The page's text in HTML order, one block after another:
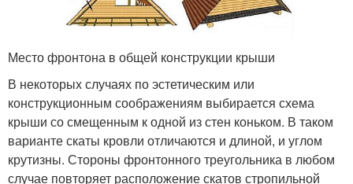
Место фронтона в общей конструкции крыши
В некоторых случаях по эстетическим или
конструкционным соображениям выбирается схема
крыши со смещенным к одной из стен коньком. В таком
варианте скаты кровли отличаются и длиной, и углом
крутизны. Стороны фронтонного треугольника в любом
случае повторяет расположение скатов стропильной